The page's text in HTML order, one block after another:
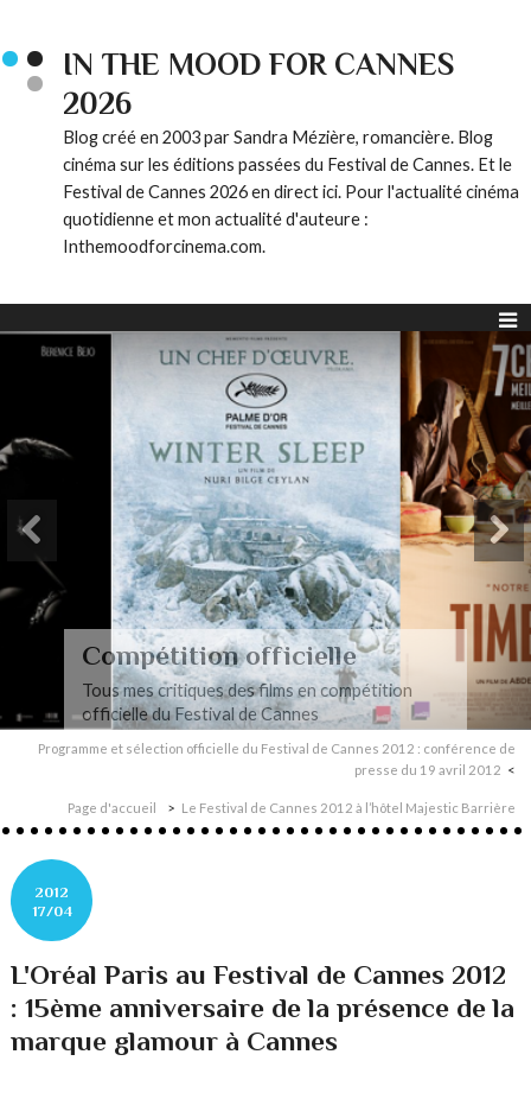
IN THE MOOD FOR CANNES
2026
Blog créé en 2003 par Sandra Mézière, romancière. Blog
cinéma sur les éditions passées du Festival de Cannes. Et le
Festival de Cannes 2026 en direct ici. Pour l'actualité cinéma
quotidienne et mon actualité d'auteure :
Inthemoodforcinema.com.
Compétition officielle
Tous mes critiques des films en compétition
officielle du Festival de Cannes
Programme et sélection officielle du Festival de Cannes 2012 : conférence de
presse du 19 avril 2012
Page d'accueil Le Festival de Cannes 2012 à l’hôtel Majestic Barrière
2012
17/04
L'Oréal Paris au Festival de Cannes 2012
: 15ème anniversaire de la présence de la
marque glamour à Cannes